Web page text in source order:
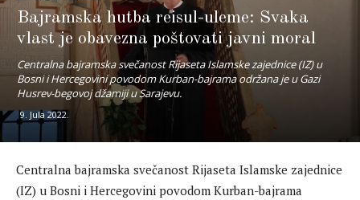
Bajramska hutba reisul-uleme: Svaka
vlast je obavezna poštovati javni moral
Centralna bajramska svečanost Rijaseta Islamske zajednice (IZ) u
Bosni i Hercegovini povodom Kurban-bajrama održana je u Gazi
Husrev-begovoj džamiji u Sarajevu.
9. Jula 2022.
Centralna bajramska svečanost Rijaseta Islamske zajednice
(IZ) u Bosni i Hercegovini povodom Kurban-bajrama